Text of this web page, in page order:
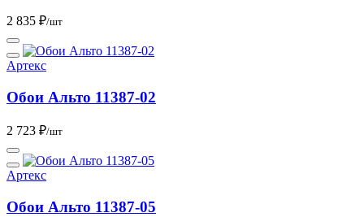
2 835 ₽/шт
Артекс
Обои Альто 11387-02
2 723 ₽/шт
Артекс
Обои Альто 11387-05